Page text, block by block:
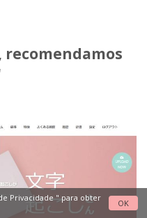
recomendamos
Privacidade" para obter
OK